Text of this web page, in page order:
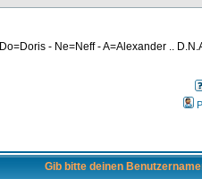
Do=Doris - Ne=Neff - A=Alexander ..
Gib bitte deinen